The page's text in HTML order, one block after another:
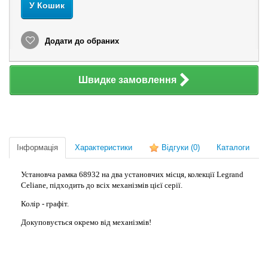
У Кошик
Додати до обраних
Швидке замовлення
Інформація Характеристики Відгуки (0) Каталоги
Установча рамка 68932 на два установчих місця, колекції Legrand
Celiane, підходить до всіх механізмів цієї серії.
Колір - графіт.
Докуповується окремо від механізмів!